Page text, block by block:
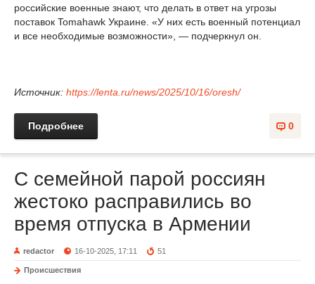
российские военные знают, что делать в ответ на угрозы
поставок Tomahawk Украине. «У них есть военный потенциал
и все необходимые возможности», — подчеркнул он.
Источник: https://lenta.ru/news/2025/10/16/oresh/
0
Подробнее
С семейной парой россиян
жестоко расправились во
время отпуска в Армении
redactor 16-10-2025, 17:11 51
Происшествия